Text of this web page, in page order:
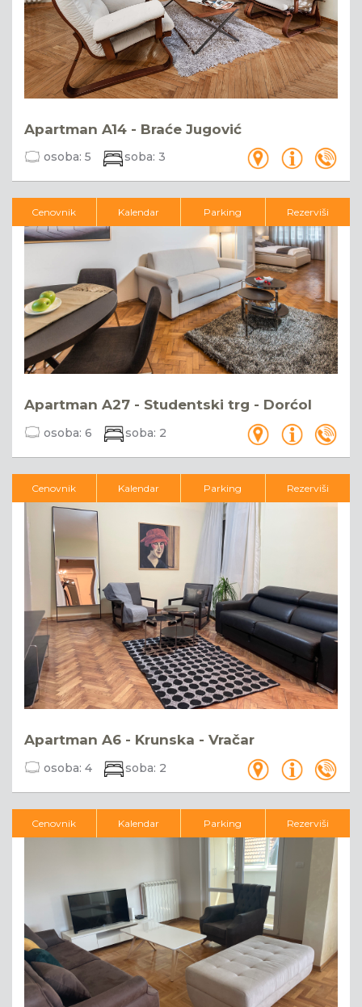
Apartman A14 - Braće Jugović
osoba: 5 soba: 3
Apartman A27 - Studentski trg - Dorćol
osoba: 6 soba: 2
Cenovnik Kalendar Parking Rezerviši
Apartman A6 - Krunska - Vračar
osoba: 4 soba: 2
Cenovnik Kalendar Parking Rezerviši
Cenovnik Kalendar Parking Rezerviši